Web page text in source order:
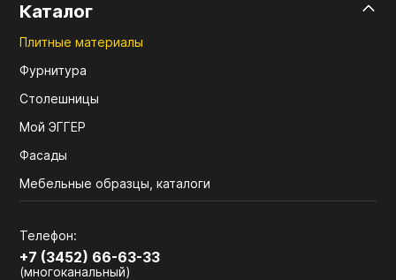
Каталог
Плитные материалы
Фурнитура
Столешницы
Мой ЭГГЕР
Фасады
Мебельные образцы, каталоги
Телефон:
+7 (3452) 66-63-33
(многоканальный)